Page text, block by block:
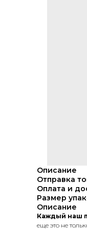
Описание
Отправка
Оплата и
Размер
Описание
Каждый наш
еще это не